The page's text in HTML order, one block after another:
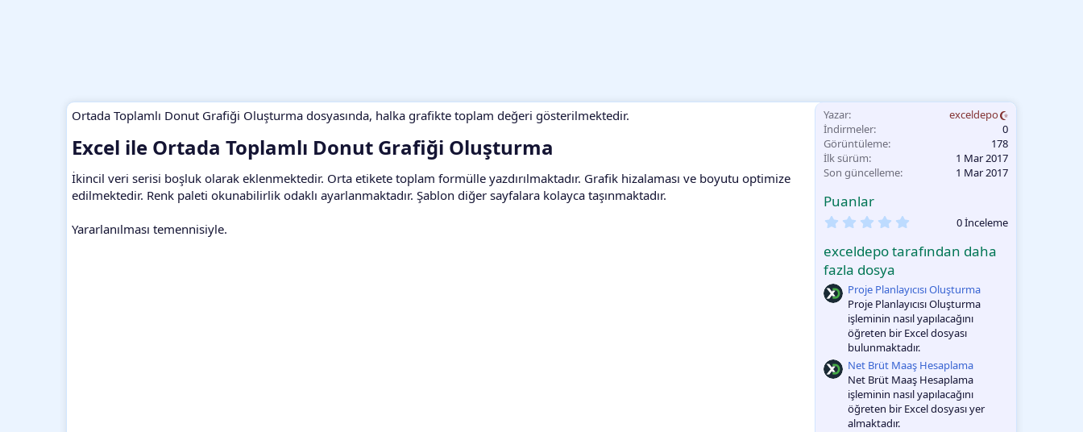
Ortada Toplamlı Donut Grafiği Oluşturma dosyasında, halka grafikte toplam değeri gösterilmektedir.
Excel ile Ortada Toplamlı Donut Grafiği Oluşturma​
İkincil veri serisi boşluk olarak eklenmektedir. Orta etikete toplam formülle yazdırılmaktadır. Grafik hizalaması ve boyutu optimize
edilmektedir. Renk paleti okunabilirlik odaklı ayarlanmaktadır. Şablon diğer sayfalara kolayca taşınmaktadır.
Yararlanılması temennisiyle.
Yazar
exceldepo
İndirmeler
0
Görüntüleme
178
İlk sürüm
1 Mar 2017
Son güncelleme
1 Mar 2017
Puanlar
0
l
a
m
a
0 İnceleme
exceldepo tarafından daha
fazla dosya
Proje Planlayıcısı Oluşturma
Proje Planlayıcısı Oluşturma
işleminin nasıl yapılacağını
öğreten bir Excel dosyası
bulunmaktadır.
Net Brüt Maaş Hesaplama
Net Brüt Maaş Hesaplama
işleminin nasıl yapılacağını
öğreten bir Excel dosyası yer
almaktadır.